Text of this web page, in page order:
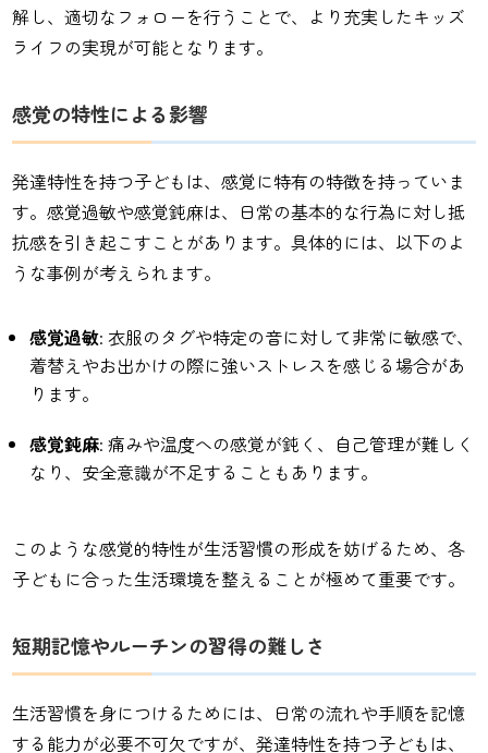
解し、適切なフォローを行うことで、より充実したキッズ
ライフの実現が可能となります。
感覚の特性による影響
発達特性を持つ子どもは、感覚に特有の特徴を持っていま
す。感覚過敏や感覚鈍麻は、日常の基本的な行為に対し抵
抗感を引き起こすことがあります。具体的には、以下のよ
うな事例が考えられます。
感覚過敏: 衣服のタグや特定の音に対して非常に敏感で、
着替えやお出かけの際に強いストレスを感じる場合があ
ります。
感覚鈍麻: 痛みや温度への感覚が鈍く、自己管理が難しく
なり、安全意識が不足することもあります。
このような感覚的特性が生活習慣の形成を妨げるため、各
子どもに合った生活環境を整えることが極めて重要です。
短期記憶やルーチンの習得の難しさ
生活習慣を身につけるためには、日常の流れや手順を記憶
する能力が必要不可欠ですが、発達特性を持つ子どもは、